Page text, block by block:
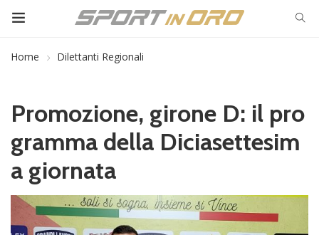
Home Dilettanti Regionali
Promozione, girone D: il pro
gramma della Diciasettesim
a giornata